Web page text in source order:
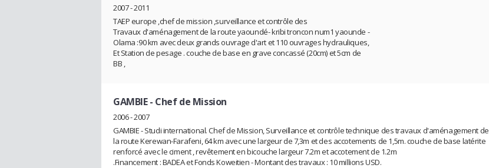
2007 - 2011
TAEP europe ,chef de mission ,surveillance et contrôle des
Travaux d'aménagement de la route yaoundé- kribi troncon num1 yaounde -
Olama :90 km avec deux grands ouvrage d'art et 110 ouvrages hydrauliques,
Et Station de pesage . couche de base en grave concassé (20cm) et 5cm de
BB ,
GAMBIE- Chef de Mission
2006 - 2007
GAMBIE - Studi international. Chef de Mission, Surveillance et contrôle technique des travaux d'aménagement de
la route Kerewan-Farafeni, 64 km avec une largeur de 7,3m et des accotements de 1,5m. couche de base latérite
renforcé avec le ciment , revêtement en bicouche largeur 7.2m et accotement de 1.2m
.Financement : BADEA et Fonds Koweitien - Montant des travaux : 10 millions USD.